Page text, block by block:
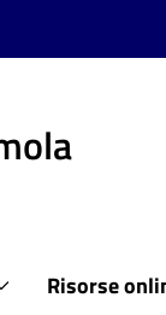
Risorse